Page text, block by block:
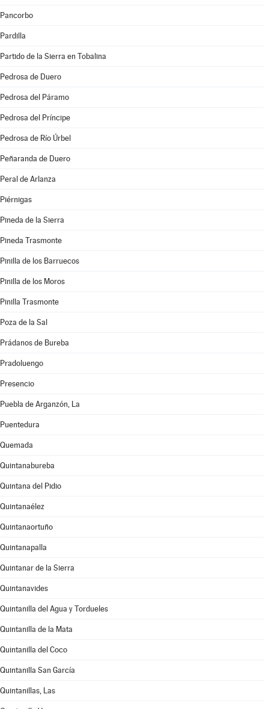
Pancorbo
Pardilla
Partido de la Sierra en Tobalina
Pedrosa de Duero
Pedrosa del Páramo
Pedrosa del Príncipe
Pedrosa de Río Úrbel
Peñaranda de Duero
Peral de Arlanza
Piérnigas
Pineda de la Sierra
Pineda Trasmonte
Pinilla de los Barruecos
Pinilla de los Moros
Pinilla Trasmonte
Poza de la Sal
Prádanos de Bureba
Pradoluengo
Presencio
Puebla de Arganzón, La
Puentedura
Quemada
Quintanabureba
Quintana del Pidio
Quintanaélez
Quintanaortuño
Quintanapalla
Quintanar de la Sierra
Quintanavides
Quintanilla del Agua y Tordueles
Quintanilla de la Mata
Quintanilla del Coco
Quintanilla San García
Quintanillas, Las